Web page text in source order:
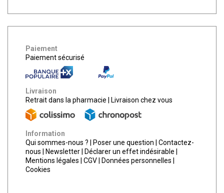
Paiement
Paiement sécurisé
Livraison
Retrait dans la pharmacie
Livraison chez vous
Information
Qui sommes-nous ?
Poser une question
Contactez-
nous
Newsletter Déclarer un effet indésirable
Mentions légales
CGV Données personnelles
Cookies